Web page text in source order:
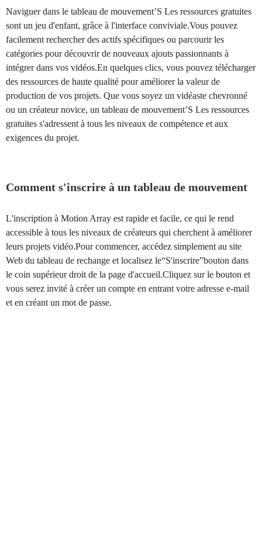
Naviguer dans le tableau de mouvement’S Les ressources gratuites
sont un jeu d'enfant, grâce à l'interface conviviale.Vous pouvez
facilement rechercher des actifs spécifiques ou parcourir les
catégories pour découvrir de nouveaux ajouts passionnants à
intégrer dans vos vidéos.En quelques clics, vous pouvez télécharger
des ressources de haute qualité pour améliorer la valeur de
production de vos projets. Que vous soyez un vidéaste chevronné
ou un créateur novice, un tableau de mouvement’S Les ressources
gratuites s'adressent à tous les niveaux de compétence et aux
exigences du projet.
Comment s'inscrire à un tableau de mouvement
L'inscription à Motion Array est rapide et facile, ce qui le rend
accessible à tous les niveaux de créateurs qui cherchent à améliorer
leurs projets vidéo.Pour commencer, accédez simplement au site
Web du tableau de rechange et localisez le“S'inscrire”bouton dans
le coin supérieur droit de la page d'accueil.Cliquez sur le bouton et
vous serez invité à créer un compte en entrant votre adresse e-mail
et en créant un mot de passe.